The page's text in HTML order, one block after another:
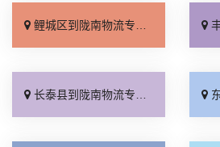
鲤城区到陇南物流专线_多久能到「计费标准」 丰
长泰县到陇南物流专线_快运有保障「多少一吨」 东